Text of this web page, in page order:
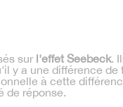
sur l'effet Seebeck.
y a une différence
à cette
de réponse.